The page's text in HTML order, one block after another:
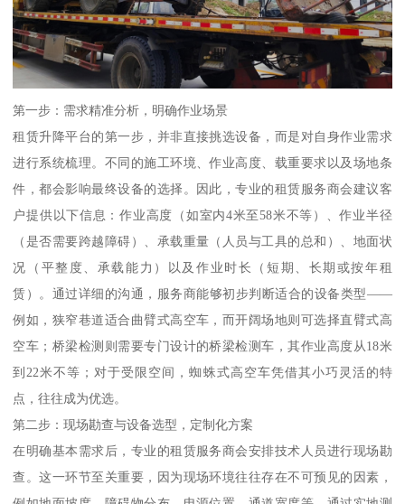
第一步：需求精准分析，明确作业场景
租赁升降平台的第一步，并非直接挑选设备，而是对自身作业需求
进行系统梳理。不同的施工环境、作业高度、载重要求以及场地条
件，都会影响最终设备的选择。因此，专业的租赁服务商会建议客
户提供以下信息：作业高度（如室内4米至58米不等）、作业半径
（是否需要跨越障碍）、承载重量（人员与工具的总和）、地面状
况（平整度、承载能力）以及作业时长（短期、长期或按年租
赁）。通过详细的沟通，服务商能够初步判断适合的设备类型——
例如，狭窄巷道适合曲臂式高空车，而开阔场地则可选择直臂式高
空车；桥梁检测则需要专门设计的桥梁检测车，其作业高度从18米
到22米不等；对于受限空间，蜘蛛式高空车凭借其小巧灵活的特
点，往往成为优选。
第二步：现场勘查与设备选型，定制化方案
在明确基本需求后，专业的租赁服务商会安排技术人员进行现场勘
查。这一环节至关重要，因为现场环境往往存在不可预见的因素，